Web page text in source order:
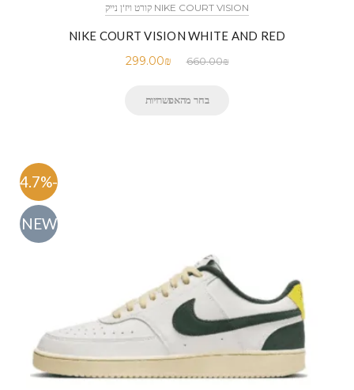
NIKE COURT VISION קורט ויז'ן נייק
NIKE COURT VISION WHITE AND RED
660.00₪
299.00₪
בחר מהאפשרויות
-54.7%
NEW